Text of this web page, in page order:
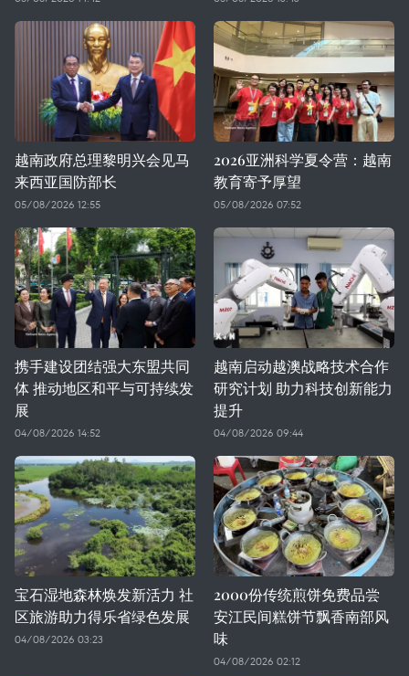
越南政府总理黎明兴会见马
来西亚国防部长
05/08/2026 12:55
2026亚洲科学夏令营：越南
教育寄予厚望
05/08/2026 07:52
携手建设团结强大东盟共同
体 推动地区和平与可持续发
展
04/08/2026 14:52
越南启动越澳战略技术合作
研究计划 助力科技创新能力
提升
04/08/2026 09:44
宝石湿地森林焕发新活力 社
区旅游助力得乐省绿色发展
04/08/2026 03:23
2000份传统煎饼免费品尝
安江民间糕饼节飘香南部风
味
04/08/2026 02:12